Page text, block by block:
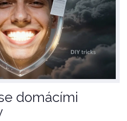
domácími